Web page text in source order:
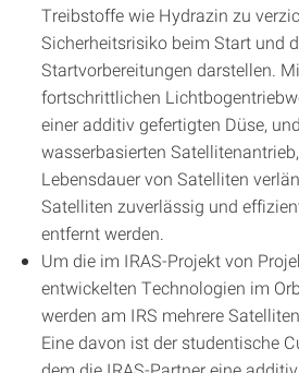
Treibstoffe wie Hydrazin zu
Sicherheitsrisiko beim Start und
Startvorbereitungen darstellen.
fortschrittlichen
einer additiv gefertigten Düse,
wasserbasierten
Lebensdauer von Satelliten
Satelliten zuverlässig und
entfernt werden.
Um die im IRAS-Projekt von
entwickelten Technologien im
werden am IRS mehrere
Eine davon ist der studentische